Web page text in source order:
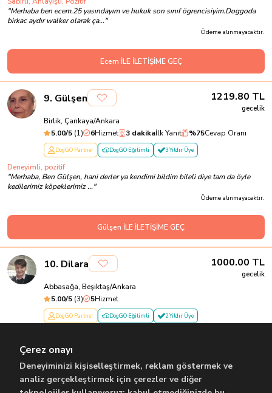
"Merhaba ben ecem.25 yasındayım ve hukuk son sınıf ögrencisiyim.Doggoda
birkac aydır walker olarak ça..."
Ödeme alınmayacaktır.
Ecem İLE İLETİŞİME GEÇ
9. Gülşen 1219.80 TL
gecelik
Birlik, Çankaya/Ankara
5.00/5 (1) 6Hizmet 3 dakikaİlk Yanıt %75Cevap Oranı
DogGO Partner DogGO Eğitimli 3 Yıldır Üye
Deneyimli, pozitif
"Merhaba, Ben Gülşen, hani derler ya kendimi bildim bileli diye tam da öyle
kedilerimiz köpeklerimiz ..."
Ödeme alınmayacaktır.
Gülşen İLE İLETİŞİME GEÇ
10. Dilara 1000.00 TL
gecelik
Abbasağa, Beşiktaş/Ankara
5.00/5 (3) 5Hizmet
DogGO Partner DogGO Eğitimli 2 Yıldır Üye
yaşında bir kedim var,beş yıldır...
Son Aktiflik: 21 Mayıs Ödeme alınmayacaktır.
Çerez onayı
Deneyiminizi kişiselleştirmek, reklam göstermek ve
analiz gerçekleştirmek için çerezler ve diğer